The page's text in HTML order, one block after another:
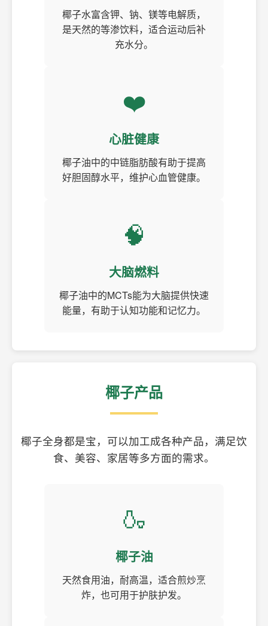
椰子水富含钾、钠、镁等电解质，
是天然的等渗饮料，适合运动后补
充水分。
❤️
心脏健康
椰子油中的中链脂肪酸有助于提高
好胆固醇水平，维护心血管健康。
🧠
大脑燃料
椰子油中的MCTs能为大脑提供快速
能量，有助于认知功能和记忆力。
椰子产品
椰子全身都是宝，可以加工成各种产品，满足饮
食、美容、家居等多方面的需求。
🍶
椰子油
天然食用油，耐高温，适合煎炒烹
炸，也可用于护肤护发。